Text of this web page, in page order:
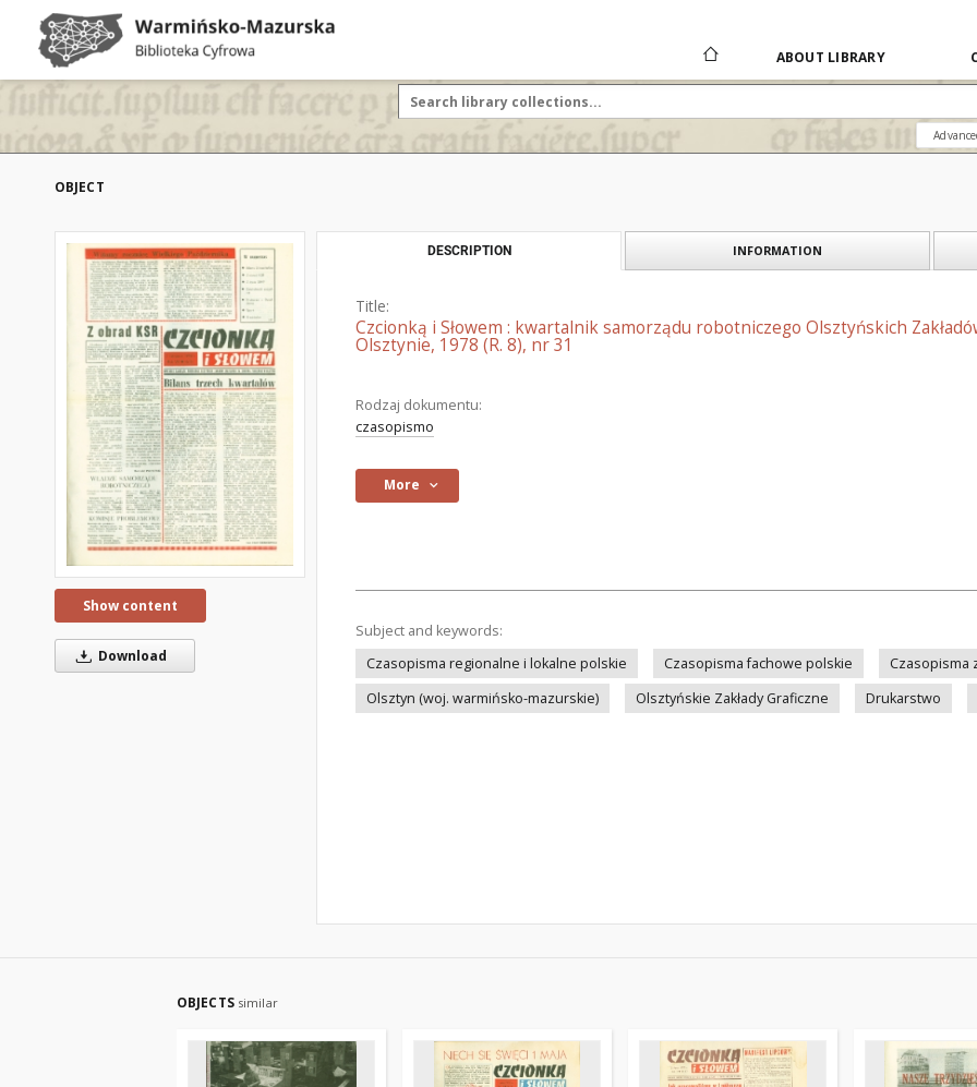
ABOUT LIBRARY
OBJECT
Show content
Download
DESCRIPTION INFORMATION
Title:
Czcionką i Słowem : kwartalnik samorządu robotniczego Olsztyńskich
Olsztynie, 1978 (R. 8), nr 31
Rodzaj dokumentu:
czasopismo
More
Subject and keywords:
Czasopisma regionalne i lokalne polskie
Czasopisma fachowe polskie
Czasopisma
Olsztyn (woj. warmińsko-mazurskie)
Olsztyńskie Zakłady Graficzne Drukarstwo
OBJECTS similar